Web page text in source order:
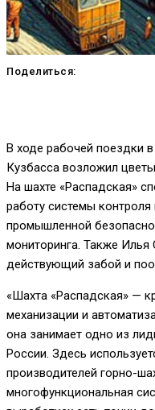
Поделиться:
В ходе рабочей поездки
Кузбасса возложил
На шахте «Распадская»
работу системы
промышленной
мониторинга. Также Илья
действующий забой и
«Шахта «Распадская» —
механизации и
она занимает одно из
России. Здесь
производителей горно-
многофункциональная